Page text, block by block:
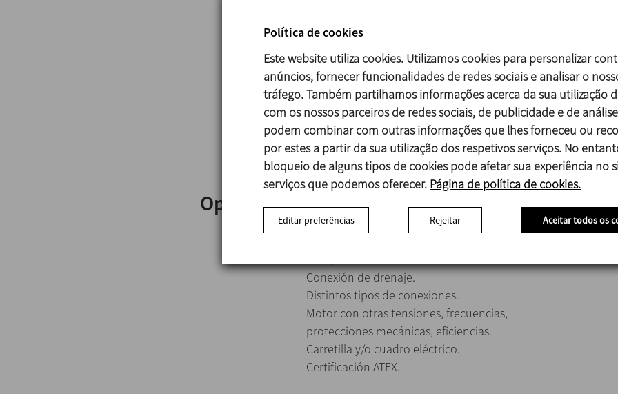
Externo mate
Conexiones
DIN 11851
SMS
Clamp OD
disponibles otras conexiones bajo pedido
Opções
Cierre mecánico doble.
Cierre mecánico en SiC/SiC .
Conexión de drenaje.
Distintos tipos de conexiones.
Motor con otras tensiones, frecuencias,
protecciones mecánicas, eficiencias.
Carretilla y/o cuadro eléctrico.
Certificación ATEX.
Política de cookies
Este website utiliza cookies. Utilizamos cookies para personalizar
anúncios, fornecer funcionalidades de redes sociais e analisar o
tráfego. Também partilhamos informações acerca da sua utilização
com os nossos parceiros de redes sociais, de publicidade e de
podem combinar com outras informações que lhes forneceu ou
por estes a partir da sua utilização dos respetivos serviços. No
bloqueio de alguns tipos de cookies pode afetar sua experiência no
serviços que podemos oferecer. Página de política de cookies.
Editar preferências Rejeitar Aceitar todos os